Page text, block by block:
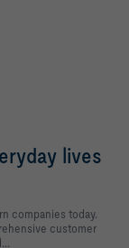
lives
companies today.
customer